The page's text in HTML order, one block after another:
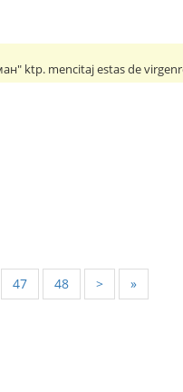
ktp. mencitaj estas de
47 48 > »